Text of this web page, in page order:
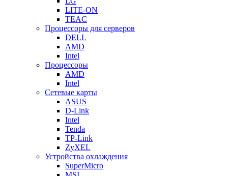
LITE-ON
TEAC
Процессоры для серверов
DELL
AMD
Intel
Процессоры
AMD
Intel
Сетевые карты
ASUS
D-Link
Intel
Tenda
TP-Link
ZyXEL
Устройства охлаждения
SuperMicro